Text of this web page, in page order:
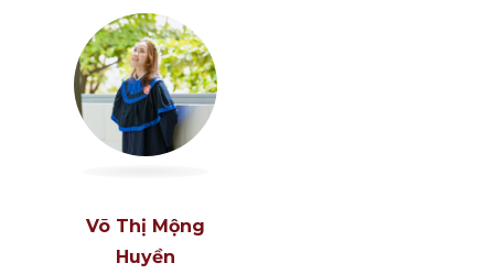
Võ Thị Mộng
Huyền